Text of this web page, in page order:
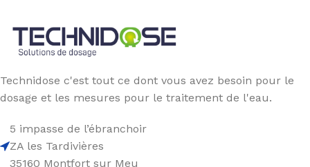
Technidose c'est tout ce dont vous avez besoin pour le
dosage et les mesures pour le traitement de l'eau.
5 impasse de l’ébranchoir
ZA les Tardivières
35160 Montfort sur Meu